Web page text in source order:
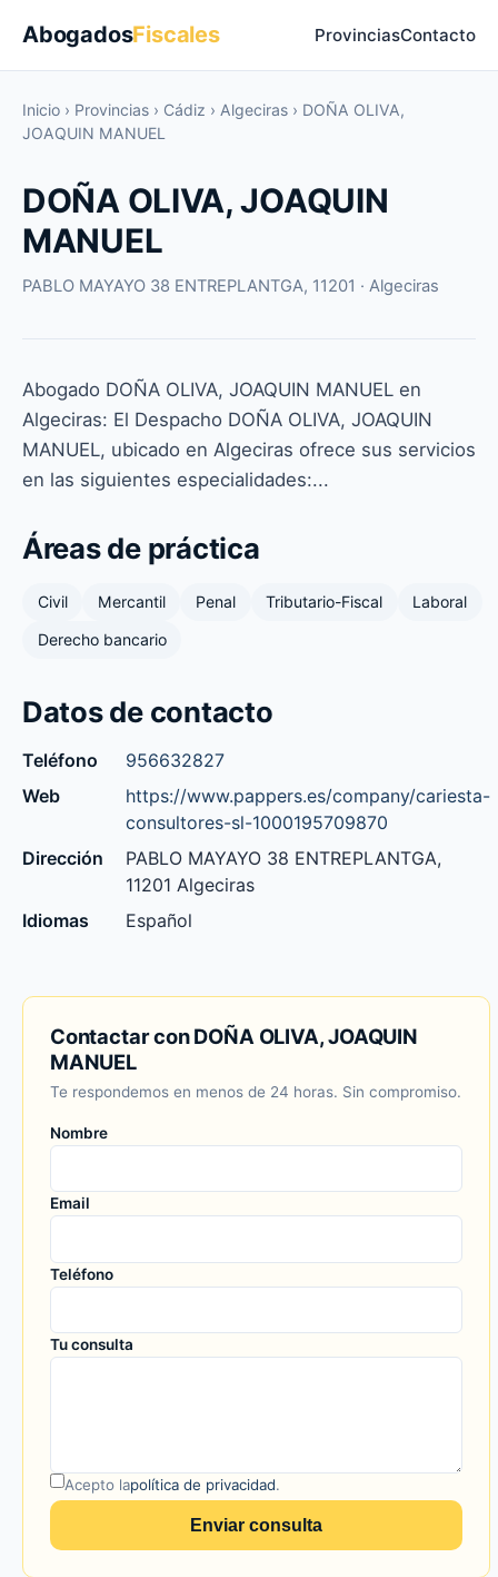
AbogadosFiscales ProvinciasContacto
Inicio › Provincias › Cádiz › Algeciras › DOÑA OLIVA,
JOAQUIN MANUEL
DOÑA OLIVA, JOAQUIN
MANUEL
PABLO MAYAYO 38 ENTREPLANTGA, 11201 · Algeciras
Abogado DOÑA OLIVA, JOAQUIN MANUEL en
Algeciras: El Despacho DOÑA OLIVA, JOAQUIN
MANUEL, ubicado en Algeciras ofrece sus servicios
en las siguientes especialidades:...
Áreas de práctica
Civil Mercantil Penal Tributario-Fiscal
Laboral
Derecho bancario
Datos de contacto
Teléfono
956632827
Web
https://www.pappers.es/company/cariesta-
consultores-sl-1000195709870
Dirección
PABLO MAYAYO 38 ENTREPLANTGA,
11201 Algeciras
Idiomas
Español
Contactar con DOÑA OLIVA, JOAQUIN
MANUEL
Te respondemos en menos de 24 horas. Sin compromiso.
Nombre
Email
Teléfono
Tu consulta
Acepto lapolítica de privacidad.
Enviar consulta